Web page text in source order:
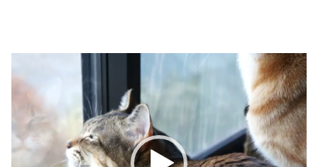
画
ー
ヤ